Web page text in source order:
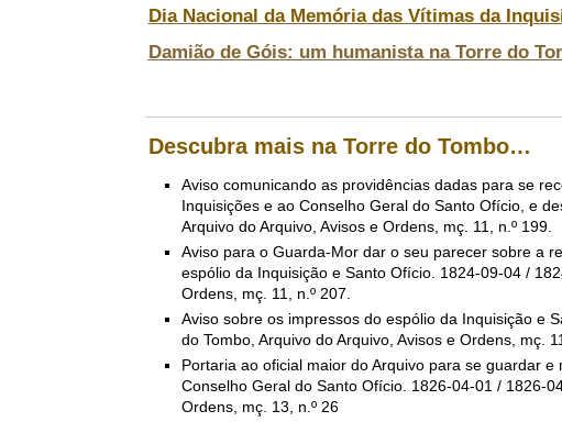
Dia Nacional da Memória das Vítimas da
Damião de Góis: um humanista na Torre do
Descubra mais na Torre do Tombo…
Aviso comunicando as providências dadas para se
Inquisições e ao Conselho Geral do Santo Ofício, e
Arquivo do Arquivo, Avisos e Ordens, mç. 11, n.º 199.
Aviso para o Guarda-Mor dar o seu parecer sobre a
espólio da Inquisição e Santo Ofício. 1824-09-04 /
Ordens, mç. 11, n.º 207.
Aviso sobre os impressos do espólio da Inquisição e
do Tombo, Arquivo do Arquivo, Avisos e Ordens, mç.
Portaria ao oficial maior do Arquivo para se guardar
Conselho Geral do Santo Ofício. 1826-04-01 / 1826-
Ordens, mç. 13, n.º 26